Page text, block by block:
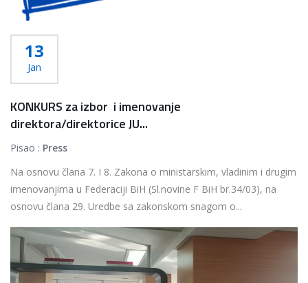
13
Jan
KONKURS za izbor i imenovanje
direktora/direktorice JU...
Pisao : Press
Na osnovu člana 7. I 8. Zakona o ministarskim, vladinim i drugim
imenovanjima u Federaciji BiH (Sl.novine F BiH br.34/03), na
osnovu člana 29. Uredbe sa zakonskom snagom o...
Više...